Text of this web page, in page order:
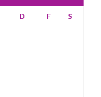
D F S